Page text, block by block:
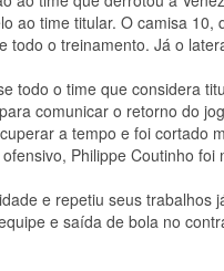
ao time titular. O camisa
todo o treinamento. Já o
todo o time que considera
comunicar o retorno do
a tempo e foi cortado
Philippe Coutinho
e repetiu seus
e saída de bola no